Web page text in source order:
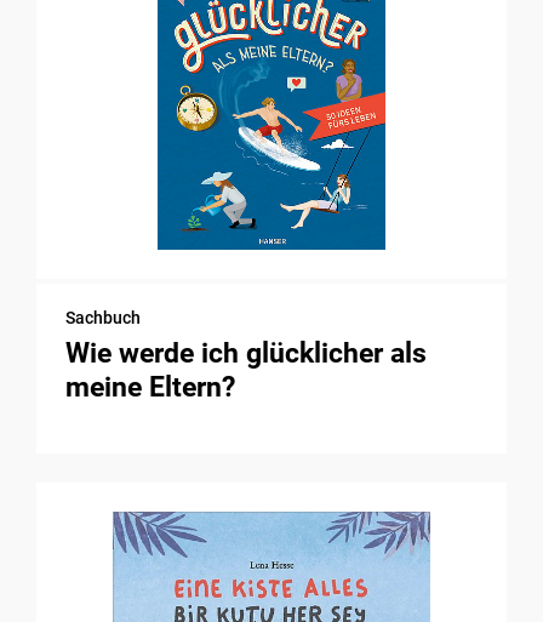
Sachbuch
Wie werde ich glücklicher als
meine Eltern?